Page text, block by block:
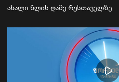
ახალი წლის ღამე რუსთაველზე